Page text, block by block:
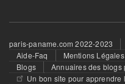
Footer
menu
paris-paname.com 2022-2023
Aide-Faq
Mentions Légales
Blogs
Annuaires des blogs
Un bon site pour apprendre